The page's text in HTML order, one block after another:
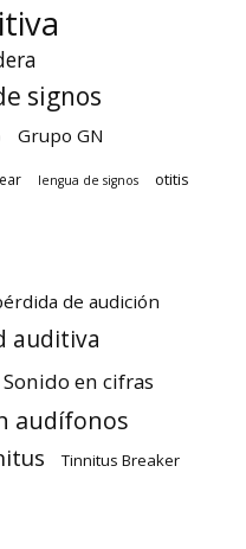
signos
Grupo GN
lengua de signos otitis
de audición
auditiva
Sonido en cifras
audífonos
Tinnitus Breaker